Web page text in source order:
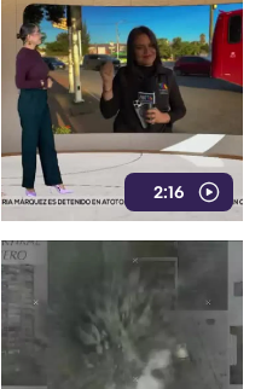
2:16